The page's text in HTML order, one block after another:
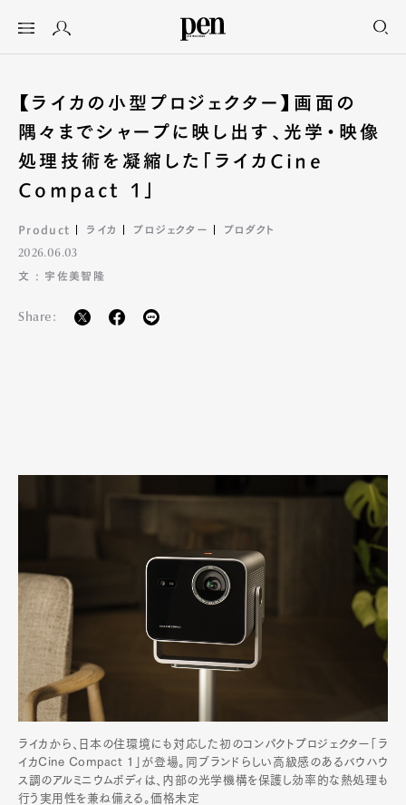
【ライカの小型プロジェクター】画面の
隅々までシャープに映し出す、光学・映像
処理技術を凝縮した「ライカCine
Compact 1」
Product ライカ プロジェクター プロダクト
2026.06.03
文 : 宇佐美智隆
Share:
ライカから、日本の住環境にも対応した初のコンパクトプロジェクター「ラ
イカCine Compact 1」が登場。同ブランドらしい高級感のあるバウハウ
ス調のアルミニウムボディは、内部の光学機構を保護し効率的な熱処理も
行う実用性を兼ね備える。価格未定